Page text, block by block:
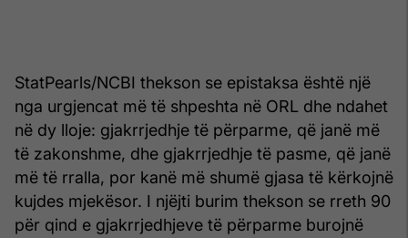
StatPearls/NCBI thekson se epistaksa është një
nga urgjencat më të shpeshta në ORL dhe ndahet
në dy lloje: gjakrrjedhje të përparme, që janë më
të zakonshme, dhe gjakrrjedhje të pasme, që janë
më të rralla, por kanë më shumë gjasa të kërkojnë
kujdes mjekësor. I njëjti burim thekson se rreth 90
për qind e gjakrrjedhjeve të përparme burojnë